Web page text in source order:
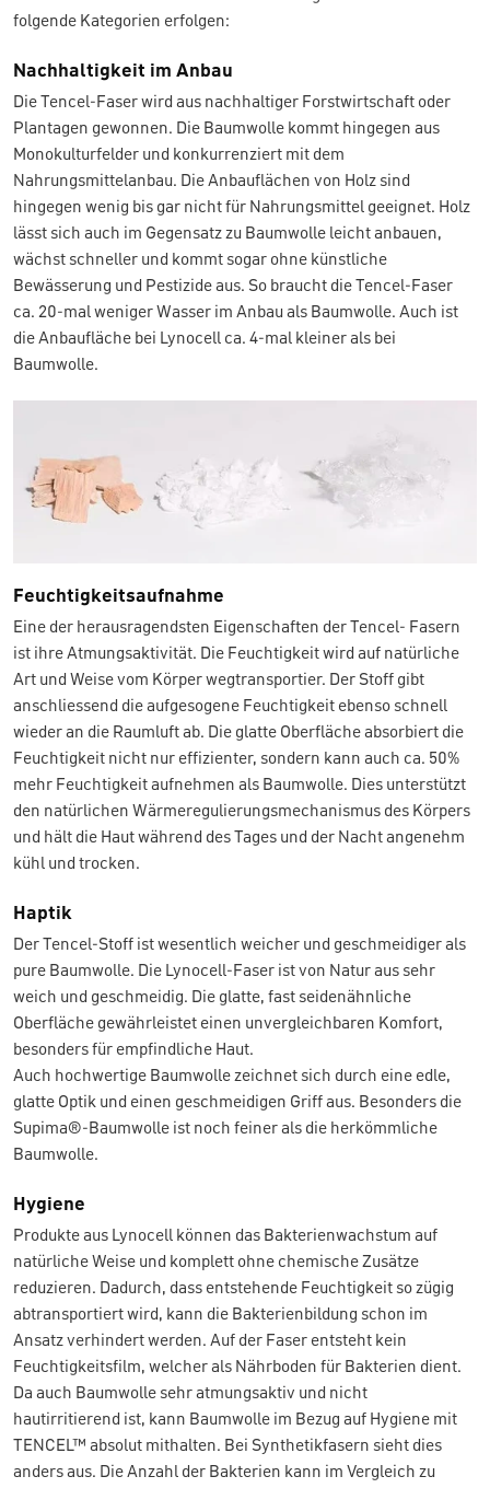
folgende Kategorien erfolgen:
Nachhaltigkeit im Anbau
Die Tencel-Faser wird aus nachhaltiger Forstwirtschaft oder
Plantagen gewonnen. Die Baumwolle kommt hingegen aus
Monokulturfelder und konkurrenziert mit dem
Nahrungsmittelanbau. Die Anbauflächen von Holz sind
hingegen wenig bis gar nicht für Nahrungsmittel geeignet. Holz
lässt sich auch im Gegensatz zu Baumwolle leicht anbauen,
wächst schneller und kommt sogar ohne künstliche
Bewässerung und Pestizide aus. So braucht die Tencel-Faser
ca. 20-mal weniger Wasser im Anbau als Baumwolle. Auch ist
die Anbaufläche bei Lynocell ca. 4-mal kleiner als bei
Baumwolle.
Feuchtigkeitsaufnahme
Eine der herausragendsten Eigenschaften der Tencel- Fasern
ist ihre Atmungsaktivität. Die Feuchtigkeit wird auf natürliche
Art und Weise vom Körper wegtransportier. Der Stoff gibt
anschliessend die aufgesogene Feuchtigkeit ebenso schnell
wieder an die Raumluft ab. Die glatte Oberfläche absorbiert die
Feuchtigkeit nicht nur effizienter, sondern kann auch ca. 50%
mehr Feuchtigkeit aufnehmen als Baumwolle. Dies unterstützt
den natürlichen Wärmeregulierungsmechanismus des Körpers
und hält die Haut während des Tages und der Nacht angenehm
kühl und trocken.
Haptik
Der Tencel-Stoff ist wesentlich weicher und geschmeidiger als
pure Baumwolle. Die Lynocell-Faser ist von Natur aus sehr
weich und geschmeidig. Die glatte, fast seidenähnliche
Oberfläche gewährleistet einen unvergleichbaren Komfort,
besonders für empfindliche Haut.
Auch hochwertige Baumwolle zeichnet sich durch eine edle,
glatte Optik und einen geschmeidigen Griff aus. Besonders die
Supima®-Baumwolle ist noch feiner als die herkömmliche
Baumwolle.
Hygiene
Produkte aus Lynocell können das Bakterienwachstum auf
natürliche Weise und komplett ohne chemische Zusätze
reduzieren. Dadurch, dass entstehende Feuchtigkeit so zügig
abtransportiert wird, kann die Bakterienbildung schon im
Ansatz verhindert werden. Auf der Faser entsteht kein
Feuchtigkeitsfilm, welcher als Nährboden für Bakterien dient.
Da auch Baumwolle sehr atmungsaktiv und nicht
hautirritierend ist, kann Baumwolle im Bezug auf Hygiene mit
TENCEL™ absolut mithalten. Bei Synthetikfasern sieht dies
anders aus. Die Anzahl der Bakterien kann im Vergleich zu